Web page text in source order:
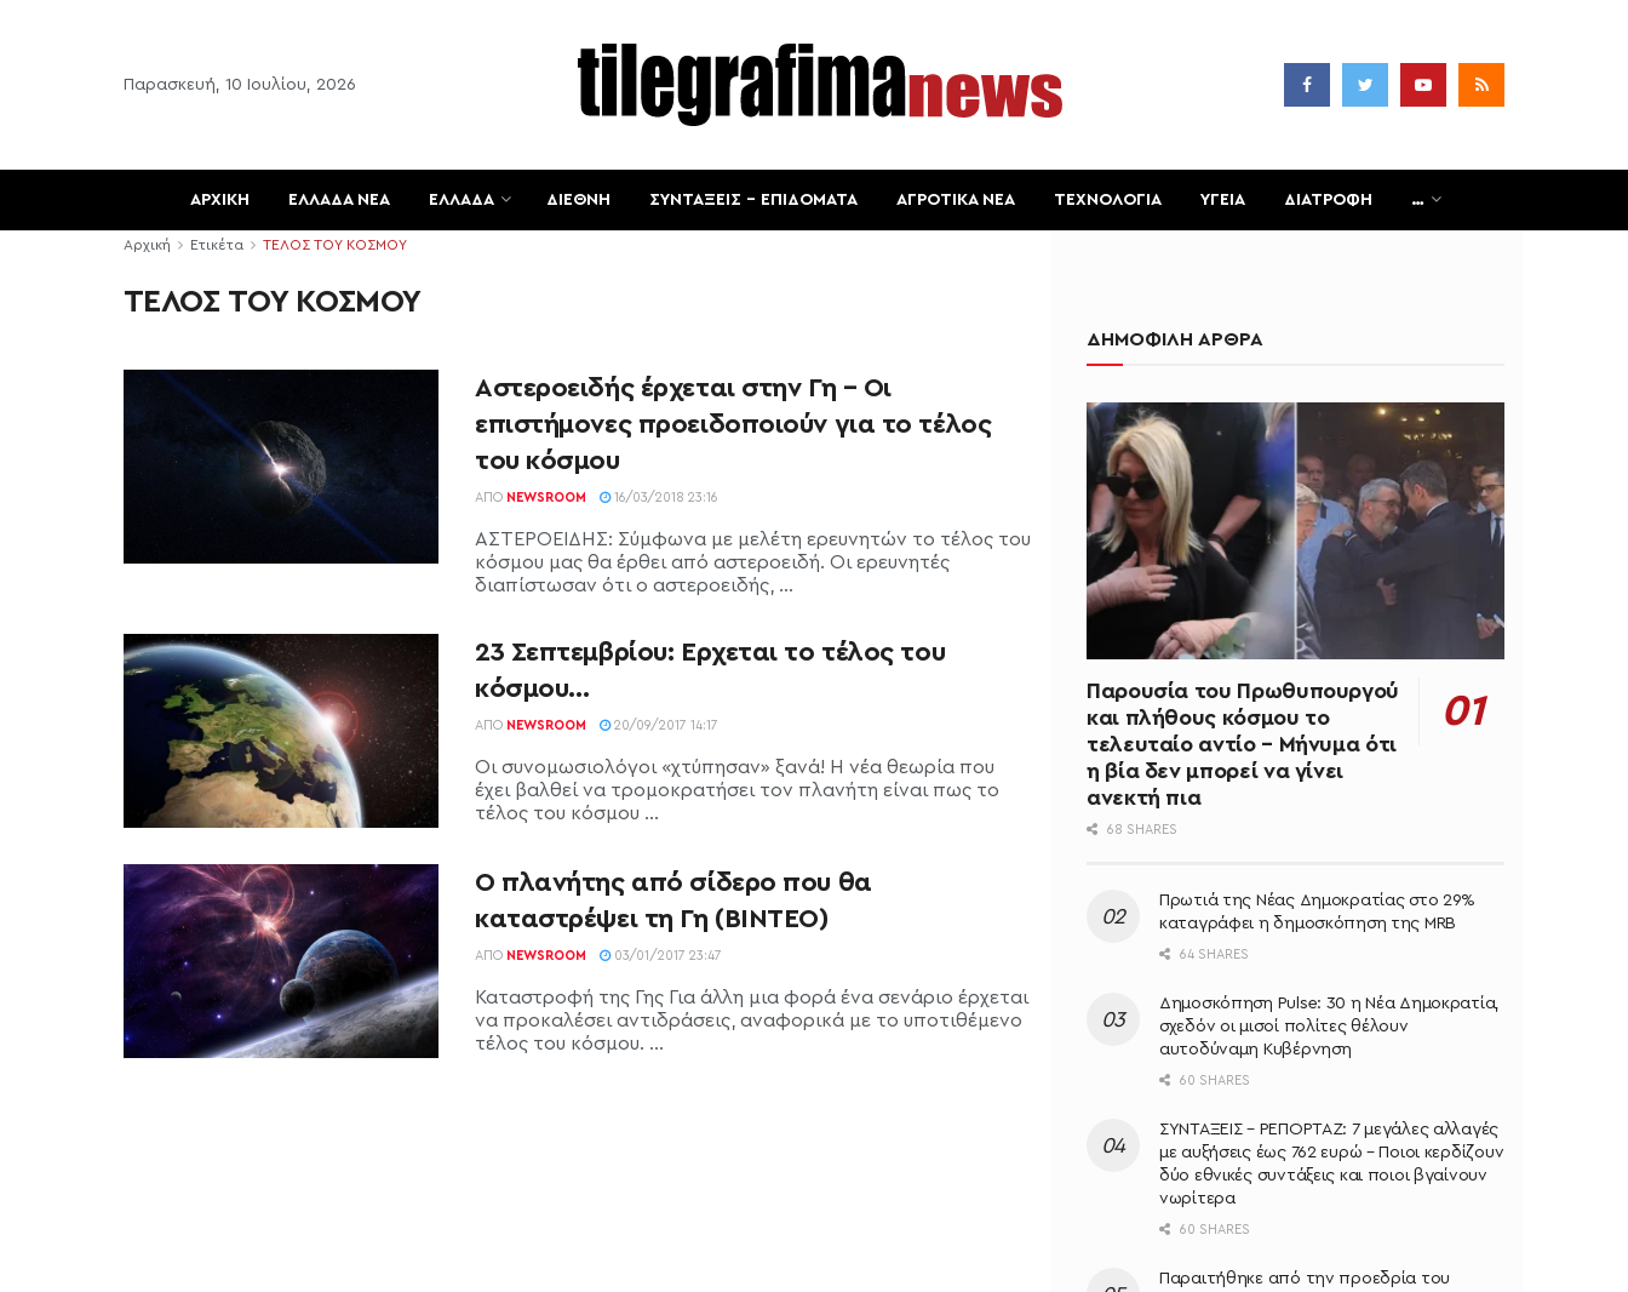
Παρασκευή, 10 Ιουλίου, 2026
ΑΡΧΙΚΗ ΕΛΛΑΔΑ ΝΕΑ ΕΛΛΑΔΑ ΔΙΕΘΝΗ ΣΥΝΤΑΞΕΙΣ – ΕΠΙΔΟΜΑΤΑ ΑΓΡΟΤΙΚΑ ΝΕΑ ΤΕΧΝΟΛΟΓΙΑ ΥΓΕΙΑ ΔΙΑΤΡΟΦΗ …
Αρχική Ετικέτα ΤΕΛΟΣ ΤΟΥ ΚΟΣΜΟΥ
ΤΕΛΟΣ ΤΟΥ ΚΟΣΜΟΥ
Αστεροειδής έρχεται στην Γη – Οι
επιστήμονες προειδοποιούν για το τέλος
του κόσμου
ΑΠΌ NEWSROOM 16/03/2018 23:16
ΑΣΤΕΡΟΕΙΔΗΣ: Σύμφωνα με μελέτη ερευνητών το τέλος του
κόσμου μας θα έρθει από αστεροειδή. Οι ερευνητές
διαπίστωσαν ότι ο αστεροειδής, ...
23 Σεπτεμβρίου: Ερχεται το τέλος του
κόσμου…
ΑΠΌ NEWSROOM 20/09/2017 14:17
Οι συνομωσιολόγοι «χτύπησαν» ξανά! Η νέα θεωρία που
έχει βαλθεί να τρομοκρατήσει τον πλανήτη είναι πως το
τέλος του κόσμου ...
Ο πλανήτης από σίδερο που θα
καταστρέψει τη Γη (ΒΙΝΤΕΟ)
ΑΠΌ NEWSROOM 03/01/2017 23:47
Καταστροφή της Γης Για άλλη μια φορά ένα σενάριο έρχεται
να προκαλέσει αντιδράσεις, αναφορικά με το υποτιθέμενο
τέλος του κόσμου. ...
ΔΗΜΟΦΙΛΗ ΑΡΘΡΑ
Παρουσία του Πρωθυπουργού
και πλήθους κόσμου το
τελευταίο αντίο – Μήνυμα ότι
η βία δεν μπορεί να γίνει
ανεκτή πια
68 SHARES
Πρωτιά της Νέας Δημοκρατίας στο 29%
καταγράφει η δημοσκόπηση της MRB
64 SHARES
Δημοσκόπηση Pulse: 30 η Νέα Δημοκρατία,
σχεδόν οι μισοί πολίτες θέλουν
αυτοδύναμη Κυβέρνηση
60 SHARES
ΣΥΝΤΑΞΕΙΣ – ΡΕΠΟΡΤΑΖ: 7 μεγάλες αλλαγές
με αυξήσεις έως 762 ευρώ – Ποιοι κερδίζουν
δύο εθνικές συντάξεις και ποιοι βγαίνουν
νωρίτερα
60 SHARES
Παραιτήθηκε από την προεδρία του